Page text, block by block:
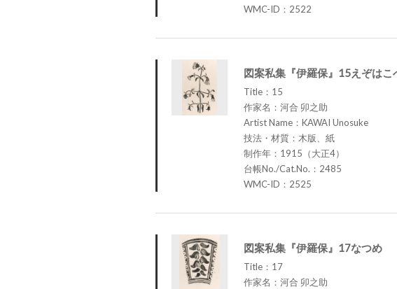
WMC-ID：2522
図案私集『伊羅保』15えぞはこ
Title：15
作家名：河合 卯之助
Artist Name：KAWAI Unosuke
技法・材質：木版、紙
制作年：1915（大正4）
台帳No./Cat.No.：2485
WMC-ID：2525
図案私集『伊羅保』17なつめ
Title：17
作家名：河合 卯之助